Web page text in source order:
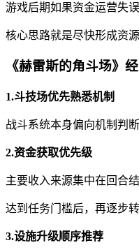
游戏后期如果资金运营失
核心思路就是尽快形成资
《赫雷斯的角斗场》
1.斗技场优先熟悉机制
战斗系统本身偏向机制判
2.资金获取优先级
主要收入来源集中在回合
达到任务门槛后，再逐步
3.设施升级顺序推荐